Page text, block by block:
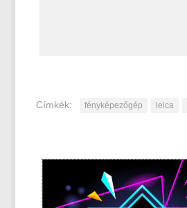
Címkék: fényképezőgép leica